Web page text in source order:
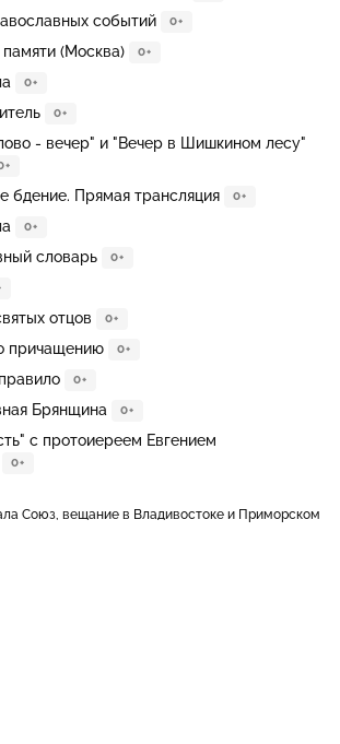
событий 0+
(Москва) 0+
0+
0+
- вечер" и "Вечер в Шишкином лесу"
бдение. Прямая трансляция 0+
0+
словарь 0+
отцов 0+
причащению 0+
0+
Брянщина 0+
с протоиереем Евгением
0+
Союз, вещание в Владивостоке и Приморском